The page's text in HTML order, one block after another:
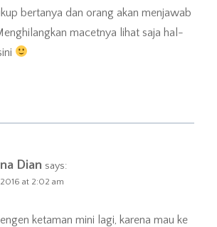
bertanya dan orang akan menjawab
macetnya lihat saja hal-
Dian says:
at 2:02 am
ketaman mini lagi, karena mau ke